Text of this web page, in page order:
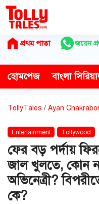
Skip
content
প্রথম পাতা জয়েন
হোমপেজ বাংলা
TollyTales / Ayan
Entertainment Tollywood
ফের বড় পর্দায়
জাল খুলতে, কোন
অভিনেত্রী?
কে?